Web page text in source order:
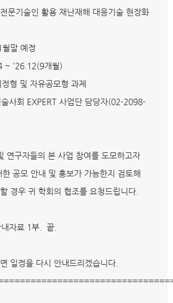
문기술인 활용 재난재해 대응기술 현장화
말 예정
~ '26.12(9개월)
형 및 자유공모형 과제
사회 EXPERT 사업단 담당자(02-2098-
연구자들의 본 사업 참여를 도모하고자
공모 안내 및 홍보가 가능한지 검토해
경우 귀 학회의 협조를 요청드립니다.
자료 1부. 끝.
일정을 다시 안내드리겠습니다.